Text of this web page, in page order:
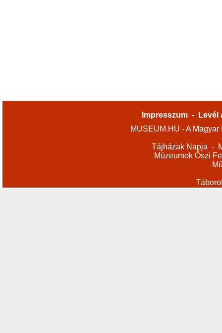
Impresszum -
Levél
MUSEUM.HU - A
Tájházak Napja -
Múzeumok Őszi